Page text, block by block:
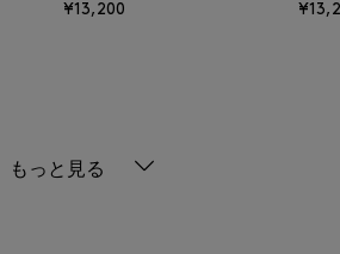
¥13,200
もっと見る